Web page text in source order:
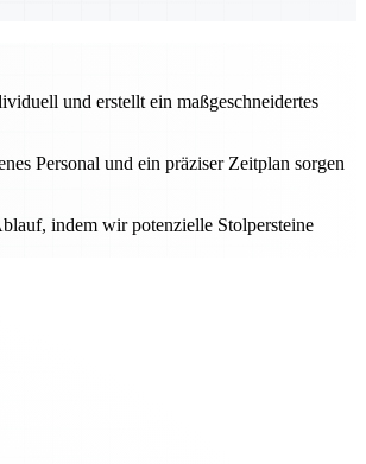
und erstellt ein maßgeschneidertes
Personal und ein präziser Zeitplan sorgen
indem wir potenzielle Stolpersteine